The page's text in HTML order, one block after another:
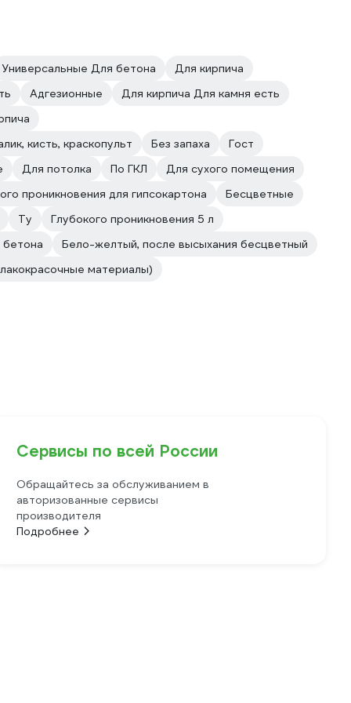
Универсальные Для бетона
Для кирпича
Адгезионные
Для кирпича Для камня есть
кисть, краскопульт
Без запаха
Гост
Для потолка По ГКЛ
Для сухого помещения
проникновения для гипсокартона
Бесцветные
Ту
Глубокого проникновения 5 л
бетона
Бело-желтый, после высыхания бесцветный
материалы)
Сервисы по всей России
Обращайтесь за обслуживанием в
авторизованные сервисы
производителя
Подробнее